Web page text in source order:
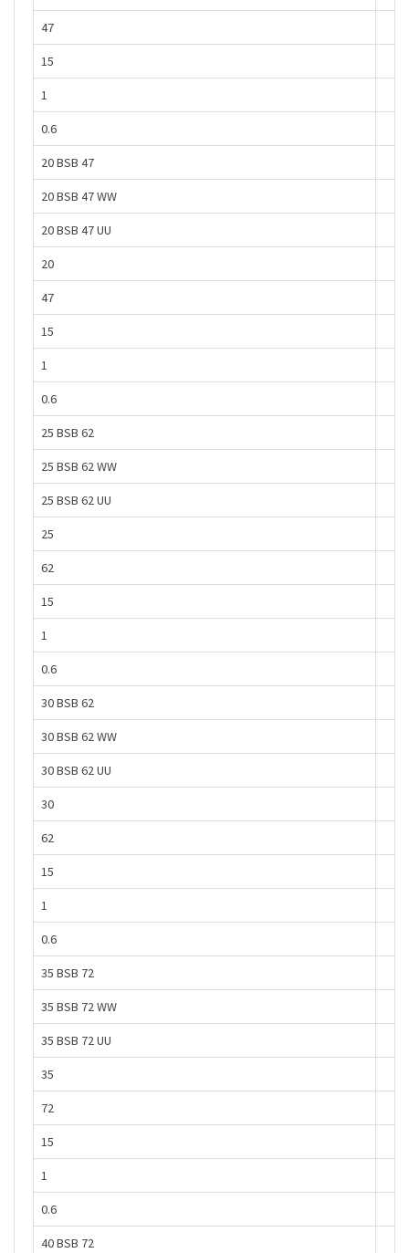
47
15
1
0.6
20 BSB 47
20 BSB 47 WW
20 BSB 47 UU
20
47
15
1
0.6
25 BSB 62
25 BSB 62 WW
25 BSB 62 UU
25
62
15
1
0.6
30 BSB 62
30 BSB 62 WW
30 BSB 62 UU
30
62
15
1
0.6
35 BSB 72
35 BSB 72 WW
35 BSB 72 UU
35
72
15
1
0.6
40 BSB 72